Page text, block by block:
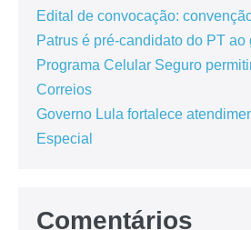
Edital de convocação:
Patrus é pré-candidato do PT
Programa Celular Seguro
Correios
Governo Lula fortalece
Especial
Comentários